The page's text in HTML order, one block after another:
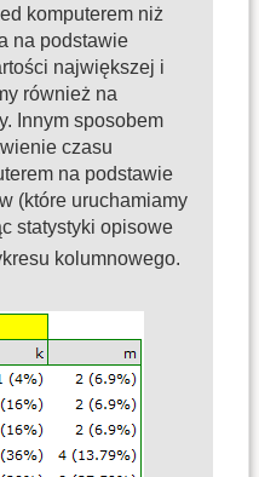
komputerem niż
na podstawie
największej i
również na
Innym sposobem
czasu
na podstawie
(które uruchamiamy
statystyki opisowe
kolumnowego.